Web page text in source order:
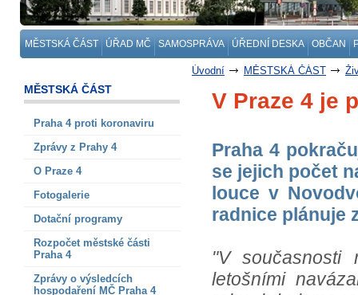
MĚSTSKÁ ČÁST ÚŘAD MČ SAMOSPRÁVA ÚŘEDNÍ DESKA OBČAN
Úvodní MĚSTSKÁ ČÁST
MĚSTSKÁ ČÁST
Praha 4 proti koronaviru
Zprávy z Prahy 4
O Praze 4
Fotogalerie
Dotační programy
Rozpočet městské části
Praha 4
Zprávy o výsledcích
hospodaření MČ Praha 4
V Praze 4 je
Praha 4
se jejich počet
louce v
radnice plánuje
"V současnosti
letošními